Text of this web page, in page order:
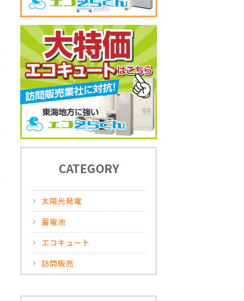
CATEGORY
太陽光発電
蓄電池
エコキュート
訪問販売